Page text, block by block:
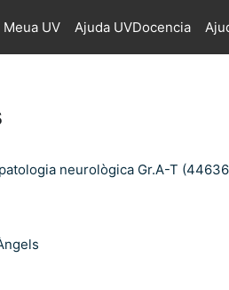
Meua UV Ajuda UVDocencia
neurològica Gr.A-T